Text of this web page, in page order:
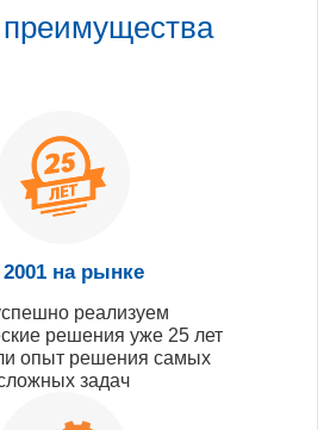
на рынке
реализуем
решения уже 25 лет
опыт решения самых
задач